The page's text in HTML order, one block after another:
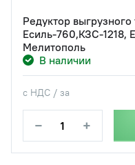
Редуктор
Есиль-760,КЗС-1218,
Мелитополь
В наличии
с НДС / за
− +